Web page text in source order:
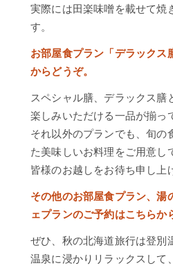
実際には田楽味噌を載せて焼
す。
お部屋食プラン「デラックス
からどうぞ。
スペシャル膳、デラックス膳
楽しみいただける一品が揃っ
それ以外のプランでも、旬の
た美味しいお料理をご用意し
皆様のお越しをお待ち申し上
その他のお部屋食プラン、湯
ェプランのご予約はこちらか
ぜひ、秋の北海道旅行は登別
温泉に浸かりリラックスして